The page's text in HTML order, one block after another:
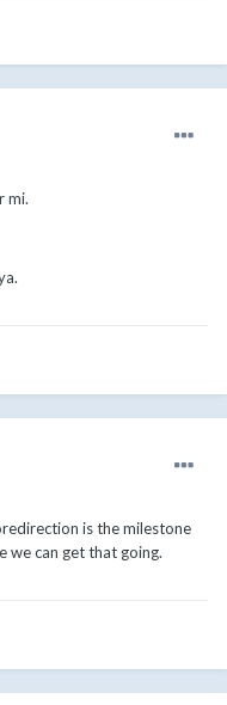
mi.
is the milestone
we can get that going.